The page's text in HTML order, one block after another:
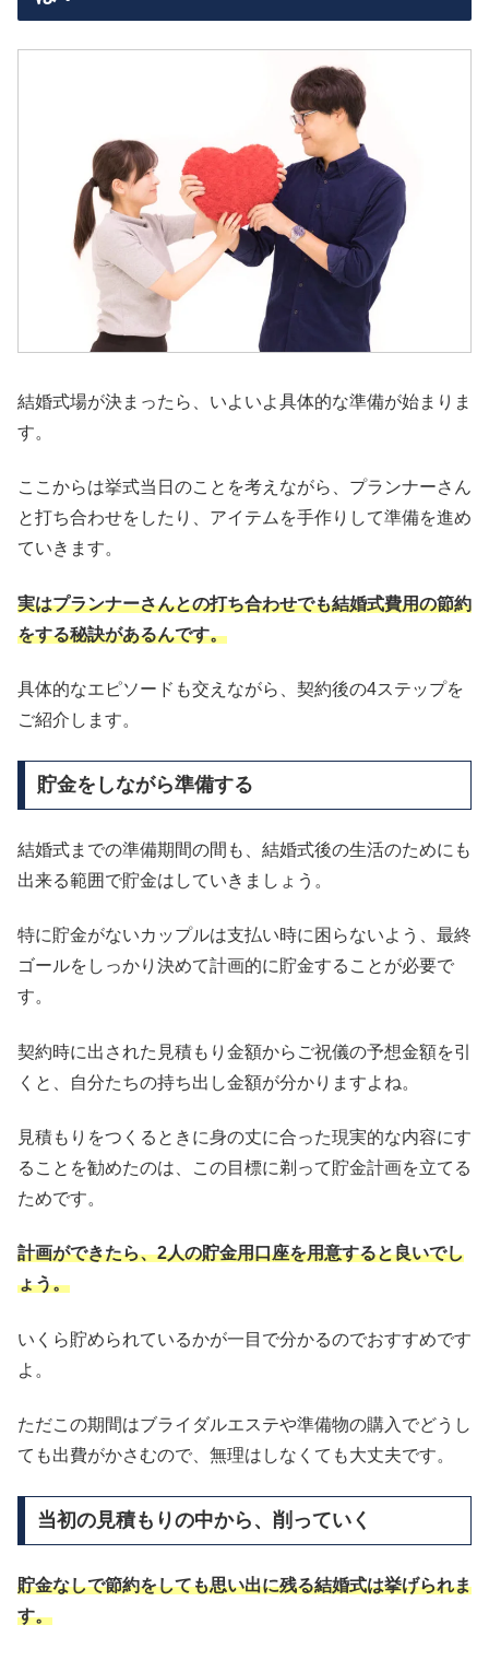
結婚式場が決まったら、いよいよ具体的な準備が始まりま
す。
ここからは挙式当日のことを考えながら、プランナーさん
と打ち合わせをしたり、アイテムを手作りして準備を進め
ていきます。
実はプランナーさんとの打ち合わせでも結婚式費用の節約
をする秘訣があるんです。
具体的なエピソードも交えながら、契約後の4ステップを
ご紹介します。
貯金をしながら準備する
結婚式までの準備期間の間も、結婚式後の生活のためにも
出来る範囲で貯金はしていきましょう。
特に貯金がないカップルは支払い時に困らないよう、最終
ゴールをしっかり決めて計画的に貯金することが必要で
す。
契約時に出された見積もり金額からご祝儀の予想金額を引
くと、自分たちの持ち出し金額が分かりますよね。
見積もりをつくるときに身の丈に合った現実的な内容にす
ることを勧めたのは、この目標に剃って貯金計画を立てる
ためです。
計画ができたら、2人の貯金用口座を用意すると良いでし
ょう。
いくら貯められているかが一目で分かるのでおすすめです
よ。
ただこの期間はブライダルエステや準備物の購入でどうし
ても出費がかさむので、無理はしなくても大丈夫です。
当初の見積もりの中から、削っていく
貯金なしで節約をしても思い出に残る結婚式は挙げられま
す。